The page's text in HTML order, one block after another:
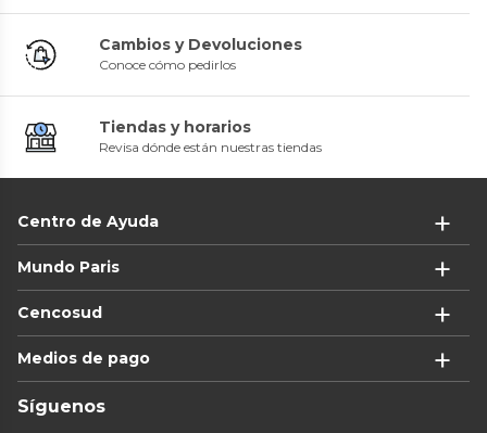
Cambios y Devoluciones
Conoce cómo pedirlos
Tiendas y horarios
Revisa dónde están nuestras tiendas
Centro de Ayuda
Mundo Paris
Cencosud
Medios de pago
Síguenos